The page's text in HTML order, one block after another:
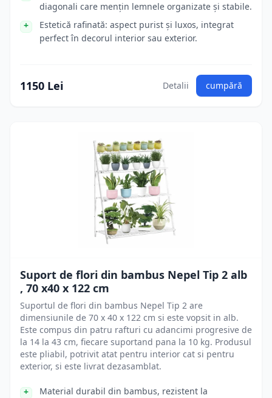
diagonali care mențin lemnele organizate și stabile.
Estetică rafinată: aspect purist și luxos, integrat
perfect în decorul interior sau exterior.
1150 Lei Detalii cumpără
Suport de flori din bambus Nepel Tip 2 alb
, 70 x40 x 122 cm
Suportul de flori din bambus Nepel Tip 2 are
dimensiunile de 70 x 40 x 122 cm si este vopsit in alb.
Este compus din patru rafturi cu adancimi progresive de
la 14 la 43 cm, fiecare suportand pana la 10 kg. Produsul
este pliabil, potrivit atat pentru interior cat si pentru
exterior, si este livrat dezasamblat.
Material durabil din bambus, rezistent la